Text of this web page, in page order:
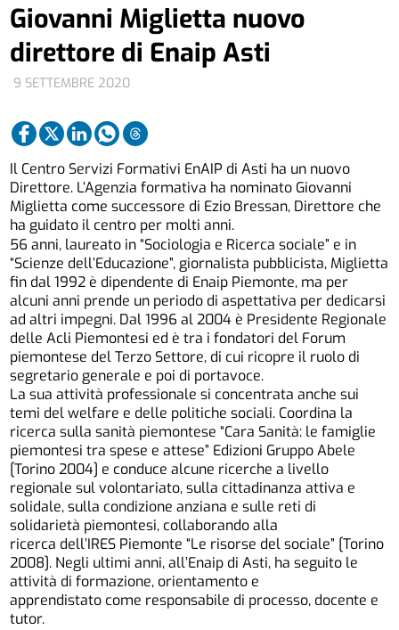
9 SETTEMBRE 2020
Giovanni Miglietta nuovo
direttore di Enaip Asti
Il Centro Servizi Formativi EnAIP di Asti ha un nuovo
Direttore. L’Agenzia formativa ha nominato Giovanni
Miglietta come successore di Ezio Bressan, Direttore che
ha guidato il centro per molti anni.
56 anni, laureato in “Sociologia e Ricerca sociale” e in
“Scienze dell’Educazione”, giornalista pubblicista, Miglietta
fin dal 1992 è dipendente di Enaip Piemonte, ma per
alcuni anni prende un periodo di aspettativa per dedicarsi
ad altri impegni. Dal 1996 al 2004 è Presidente Regionale
delle Acli Piemontesi ed è tra i fondatori del Forum
piemontese del Terzo Settore, di cui ricopre il ruolo di
segretario generale e poi di portavoce.
La sua attività professionale si concentrata anche sui
temi del welfare e delle politiche sociali. Coordina la
ricerca sulla sanità piemontese “Cara Sanità: le famiglie
piemontesi tra spese e attese” Edizioni Gruppo Abele
[Torino 2004] e conduce alcune ricerche a livello
regionale sul volontariato, sulla cittadinanza attiva e
solidale, sulla condizione anziana e sulle reti di
solidarietà piemontesi, collaborando alla
ricerca dell’IRES Piemonte “Le risorse del sociale” [Torino
2008]. Negli ultimi anni, all’Enaip di Asti, ha seguito le
attività di formazione, orientamento e
apprendistato come responsabile di processo, docente e
tutor.